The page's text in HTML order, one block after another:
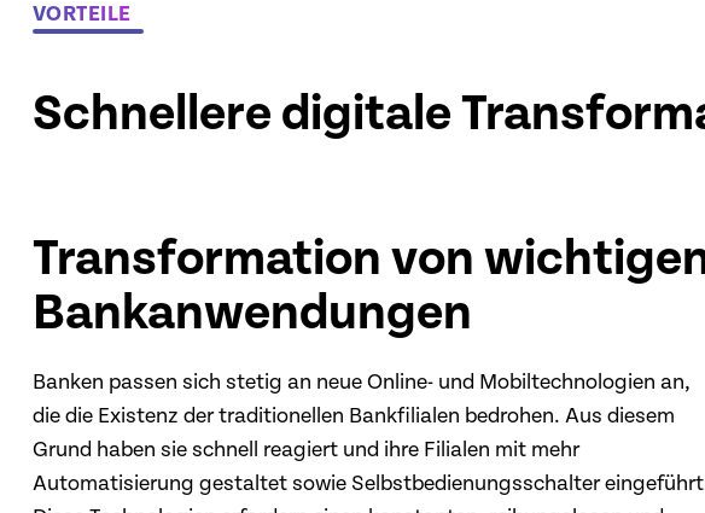
VORTEILE
Schnellere digitale
Transformation von
Bankanwendungen
Banken passen sich stetig an neue Online- und Mobiltechnologien an,
die die Existenz der traditionellen Bankfilialen bedrohen. Aus diesem
Grund haben sie schnell reagiert und ihre Filialen mit mehr
Automatisierung gestaltet sowie Selbstbedienungsschalter